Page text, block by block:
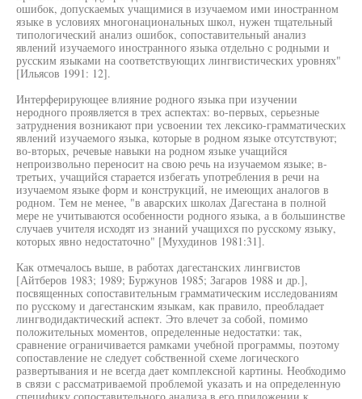
ошибок, допускаемых учащимися в изучаемом ими иностранном
языке в условиях многонациональных школ, нужен тщательный
типологический анализ ошибок, сопоставительный анализ
явлений изучаемого иностранного языка отдельно с родными и
русским языками на соответствующих лингвистических уровнях"
[Ильясов 1991: 12].
Интерферирующее влияние родного языка при изучении
неродного проявляется в трех аспектах: во-первых, серьезные
затруднения возникают при усвоении тех лексико-грамматических
явлений изучаемого языка, которые в родном языке отсутствуют;
во-вторых, речевые навыки на родном языке учащийся
непроизвольно переносит на свою речь на изучаемом языке; в-
третьих, учащийся старается избегать употребления в речи на
изучаемом языке форм и конструкций, не имеющих аналогов в
родном. Тем не менее, "в аварских школах Дагестана в полной
мере не учитываются особенности родного языка, а в большинстве
случаев учителя исходят из знаний учащихся по русскому языку,
которых явно недостаточно" [Мухудинов 1981:31].
Как отмечалось выше, в работах дагестанских лингвистов
[Айтберов 1983; 1989; Буржунов 1985; Загаров 1988 и др.],
посвященных сопоставительным грамматическим исследованиям
по русскому и дагестанским языкам, как правило, преобладает
лингводидактический аспект. Это влечет за собой, помимо
положительных моментов, определенные недостатки: так,
сравнение ограничивается рамками учебной программы, поэтому
сопоставление не следует собственной схеме логического
развертывания и не всегда дает комплексной картины. Необходимо
в связи с рассматриваемой проблемой указать и на определенную